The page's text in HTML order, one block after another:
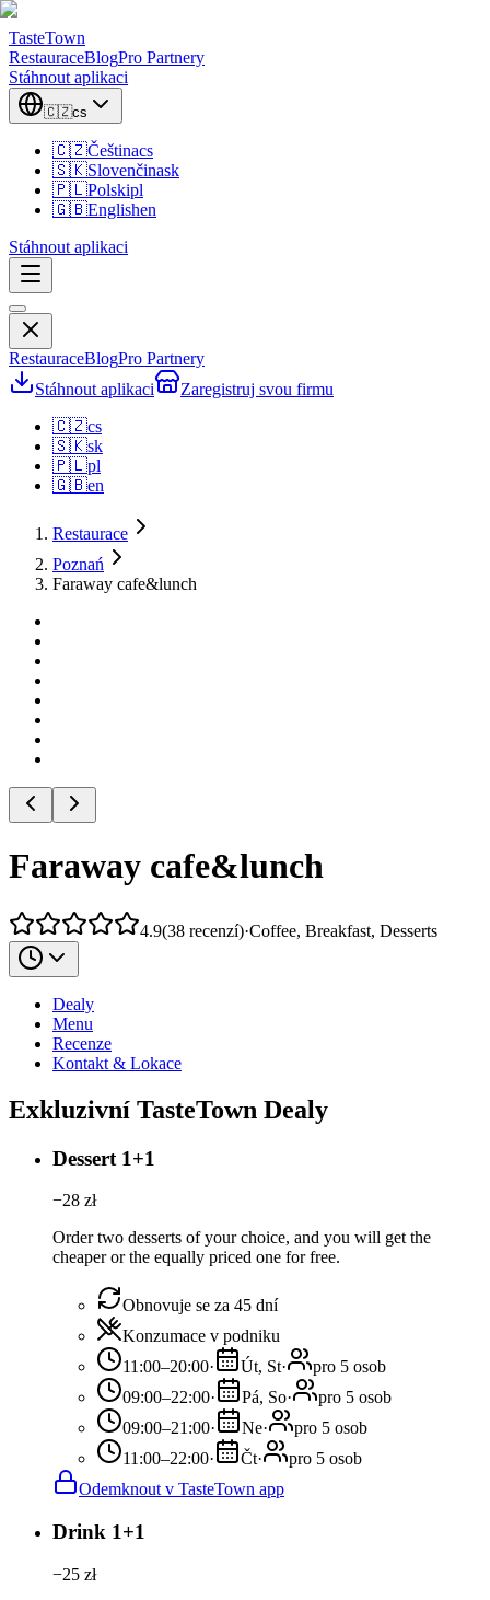
TasteTown
RestauraceBlogPro Partnery
Stáhnout aplikaci
🇨🇿cs
🇨🇿Češtinacs
🇸🇰Slovenčinask
🇵🇱Polskipl
🇬🇧Englishen
Stáhnout aplikaci
RestauraceBlogPro Partnery
Stáhnout aplikaci
Zaregistruj svou firmu
🇨🇿cs
🇸🇰sk
🇵🇱pl
🇬🇧en
Restaurace
Poznań
Faraway cafe&lunch
Faraway cafe&lunch
4.9(38 recenzí)·Coffee, Breakfast, Desserts
Dealy
Menu
Recenze
Kontakt & Lokace
Exkluzivní TasteTown Dealy
Dessert 1+1
−28 zł
Order two desserts of your choice, and you will get the
cheaper or the equally priced one for free.
Obnovuje se za 45 dní
Konzumace v podniku
11:00–20:00· Út, St·
pro 5 osob
09:00–22:00· Pá, So·
pro 5 osob
09:00–21:00· Ne·
pro 5 osob
11:00–22:00· Čt·
pro 5 osob
Odemknout v TasteTown app
Drink 1+1
−25 zł